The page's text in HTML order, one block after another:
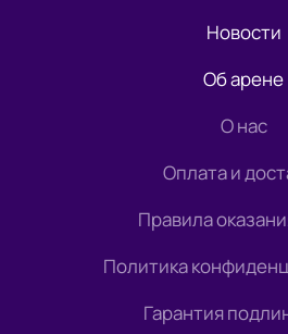
Новости
Об арене
О нас
Оплата и
Правила
Политика
Гарантия